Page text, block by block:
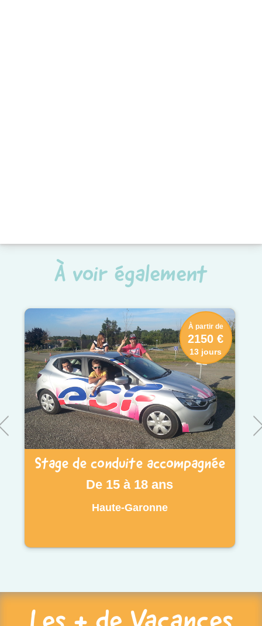
À voir également
Stage de conduite accompagnée
De 15 à 18 ans
Haute-Garonne
À partir de
2150 €
13 jours